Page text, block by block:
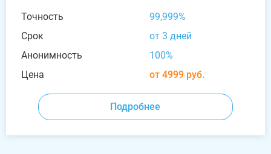
Точность
99,999%
Срок
от 3 дней
Анонимность
100%
Цена
от 4999 руб.
Подробнее